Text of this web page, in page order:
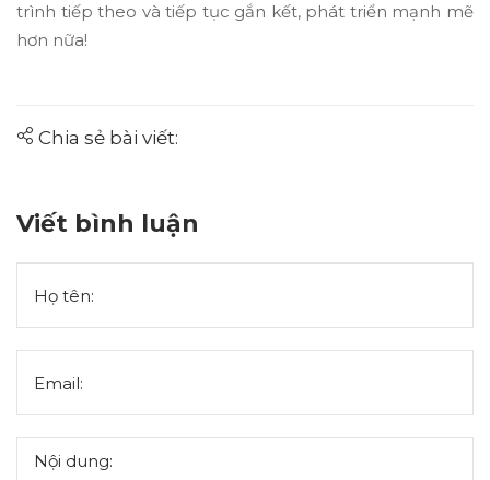
trình tiếp theo và tiếp tục gắn kết, phát triển mạnh mẽ
hơn nữa!
Chia sẻ bài viết:
Viết bình luận